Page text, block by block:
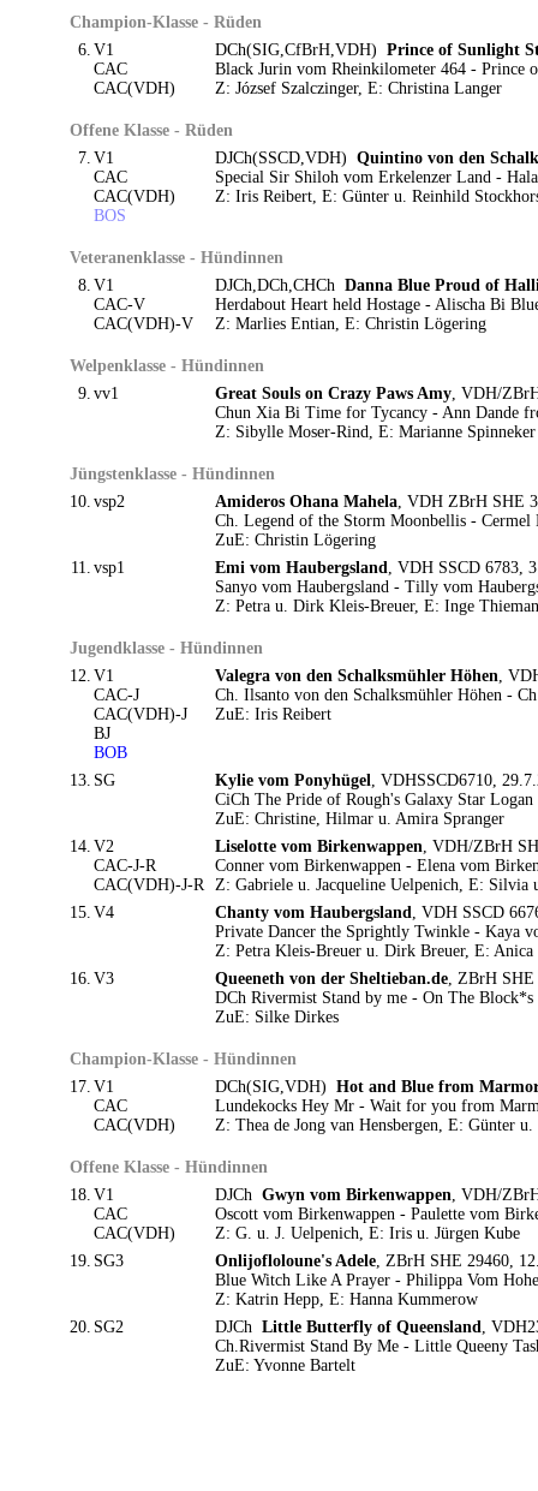
Champion-Klasse - Rüden
6. V1
CAC
CAC(VDH)
DCh(SIG,CfBrH,VDH) Prince of Sunlight
Black Jurin vom Rheinkilometer 464 - Prince
Z: József Szalczinger, E: Christina Langer
Offene Klasse - Rüden
7. V1
CAC
CAC(VDH)
BOS
DJCh(SSCD,VDH) Quintino von den
Special Sir Shiloh vom Erkelenzer Land -
Z: Iris Reibert, E: Günter u. Reinhild
Veteranenklasse - Hündinnen
8. V1
CAC-V
CAC(VDH)-V
DJCh,DCh,CHCh Danna Blue Proud of
Herdabout Heart held Hostage - Alischa Bi
Z: Marlies Entian, E: Christin Lögering
Welpenklasse - Hündinnen
9. vv1 Great Souls on Crazy Paws Amy, VDH/
Chun Xia Bi Time for Tycancy - Ann Dande
Z: Sibylle Moser-Rind, E: Marianne Spinneker
Jüngstenklasse - Hündinnen
10. vsp2 Amideros Ohana Mahela, VDH ZBrH SHE
Ch. Legend of the Storm Moonbellis - Cermel
ZuE: Christin Lögering
11. vsp1 Emi vom Haubergsland, VDH SSCD 6783,
Sanyo vom Haubergsland - Tilly vom
Z: Petra u. Dirk Kleis-Breuer, E: Inge
Jugendklasse - Hündinnen
12. V1
CAC-J
CAC(VDH)-J
BJ
BOB
Valegra von den Schalksmühler Höhen,
Ch. Ilsanto von den Schalksmühler Höhen -
ZuE: Iris Reibert
13. SG Kylie vom Ponyhügel, VDHSSCD6710,
CiCh The Pride of Rough's Galaxy Star
ZuE: Christine, Hilmar u. Amira Spranger
14. V2
CAC-J-R
CAC(VDH)-J-R
Liselotte vom Birkenwappen, VDH/ZBrH
Conner vom Birkenwappen - Elena vom
Z: Gabriele u. Jacqueline Uelpenich, E: Silvia
15. V4 Chanty vom Haubergsland, VDH SSCD
Private Dancer the Sprightly Twinkle - Kaya
Z: Petra Kleis-Breuer u. Dirk Breuer, E: Anica
16. V3 Queeneth von der Sheltieban.de, ZBrH SHE
DCh Rivermist Stand by me - On The Block*s
ZuE: Silke Dirkes
Champion-Klasse - Hündinnen
17. V1
CAC
CAC(VDH)
DCh(SIG,VDH) Hot and Blue from
Lundekocks Hey Mr - Wait for you from
Z: Thea de Jong van Hensbergen, E: Günter
Offene Klasse - Hündinnen
18. V1
CAC
CAC(VDH)
DJCh Gwyn vom Birkenwappen, VDH/
Oscott vom Birkenwappen - Paulette vom
Z: G. u. J. Uelpenich, E: Iris u. Jürgen Kube
19. SG3 Onlijofloloune's Adele, ZBrH SHE 29460,
Blue Witch Like A Prayer - Philippa Vom
Z: Katrin Hepp, E: Hanna Kummerow
20. SG2 DJCh Little Butterfly of Queensland,
Ch.Rivermist Stand By Me - Little Queeny
ZuE: Yvonne Bartelt